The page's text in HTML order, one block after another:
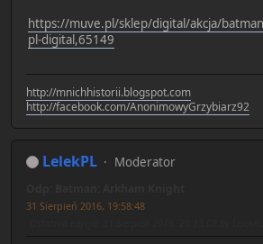
https://muve.pl/sklep/digital/akcja/
pl-digital,65149
http://mnichhistorii.blogspot.com
http://facebook.com/AnonimowyGrzybiarz92
LelekPL Moderator
31 Sierpień 2016, 19:58:48